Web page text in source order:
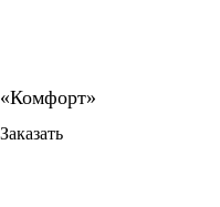
Заказать